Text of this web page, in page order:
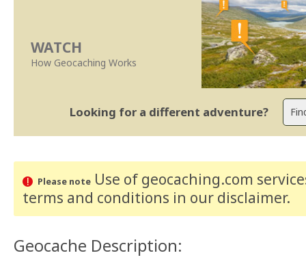
WATCH
How Geocaching Works
Looking for a different adventure?
Please noteUse of geocaching.com
terms and conditions in our disclaimer.
Geocache Description: